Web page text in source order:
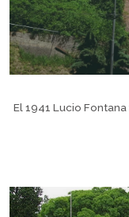
El 1941 Lucio